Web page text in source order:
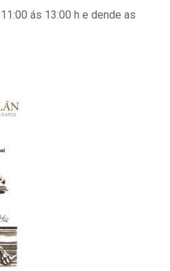
ás 13:00 h e dende as